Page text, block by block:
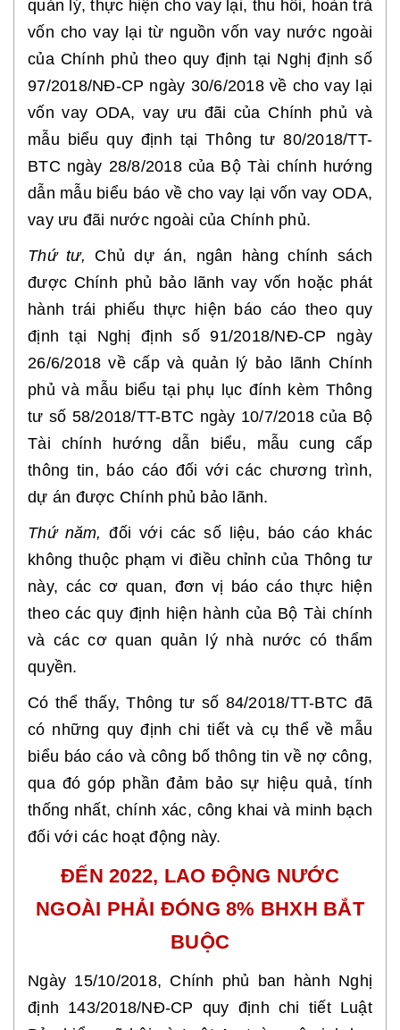
quản lý, thực hiện cho vay lại, thu hồi, hoàn trả
vốn cho vay lại từ nguồn vốn vay nước ngoài
của Chính phủ theo quy định tại Nghị định số
97/2018/NĐ-CP ngày 30/6/2018 về cho vay lại
vốn vay ODA, vay ưu đãi của Chính phủ và
mẫu biểu quy định tại Thông tư 80/2018/TT-
BTC ngày 28/8/2018 của Bộ Tài chính hướng
dẫn mẫu biểu báo về cho vay lại vốn vay ODA,
vay ưu đãi nước ngoài của Chính phủ.
Thứ tư, Chủ dự án, ngân hàng chính sách
được Chính phủ bảo lãnh vay vốn hoặc phát
hành trái phiếu thực hiện báo cáo theo quy
định tại Nghị định số 91/2018/NĐ-CP ngày
26/6/2018 về cấp và quản lý bảo lãnh Chính
phủ và mẫu biểu tại phụ lục đính kèm Thông
tư số 58/2018/TT-BTC ngày 10/7/2018 của Bộ
Tài chính hướng dẫn biểu, mẫu cung cấp
thông tin, báo cáo đối với các chương trình,
dự án được Chính phủ bảo lãnh.
Thứ năm, đối với các số liệu, báo cáo khác
không thuộc phạm vi điều chỉnh của Thông tư
này, các cơ quan, đơn vị báo cáo thực hiện
theo các quy định hiện hành của Bộ Tài chính
và các cơ quan quản lý nhà nước có thẩm
quyền.
Có thể thấy, Thông tư số 84/2018/TT-BTC đã
có những quy định chi tiết và cụ thể về mẫu
biểu báo cáo và công bố thông tin về nợ công,
qua đó góp phần đảm bảo sự hiệu quả, tính
thống nhất, chính xác, công khai và minh bạch
đối với các hoạt động này.
ĐẾN 2022, LAO ĐỘNG NƯỚC
NGOÀI PHẢI ĐÓNG 8% BHXH BẮT
BUỘC
Ngày 15/10/2018, Chính phủ ban hành Nghị
định 143/2018/NĐ-CP quy định chi tiết Luật